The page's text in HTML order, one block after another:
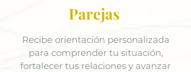
Parejas
Recibe orientación personalizada
para comprender tu situación,
fortalecer tus relaciones y avanzar